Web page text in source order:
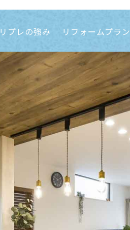
リプレの強み リフォームプラン